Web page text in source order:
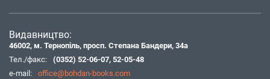
Видавництво:
46002, м. Тернопіль, просп. Степана Бандери, 34а
Тел./факс:
(0352) 52-06-07, 52-05-48
e-mail:
office@bohdan-books.com